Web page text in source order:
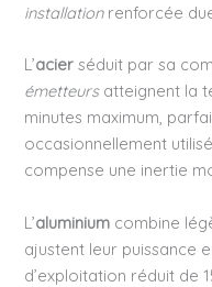
installationrenforcée
L’acier séduit par sa
émetteursatteignent la
minutes maximum,
occasionnellement
compense une inertie
L’aluminium combine
ajustent leur puissance
d’exploitation réduit de